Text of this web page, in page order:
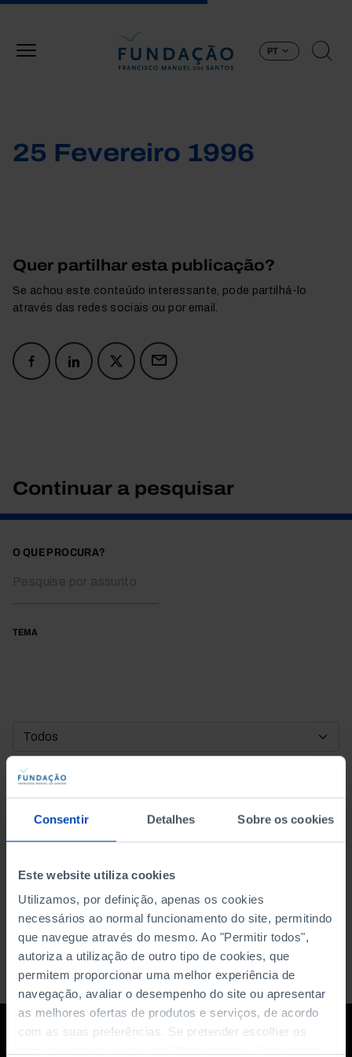
Consentir Detalhes Sobre os cookies
Este website utiliza cookies
Utilizamos, por definição, apenas os cookies
necessários ao normal funcionamento do site, permitindo
que navegue através do mesmo. Ao "Permitir todos",
autoriza a utilização de outro tipo de cookies, que
permitem proporcionar uma melhor experiência de
navegação, avaliar o desempenho do site ou apresentar
as melhores ofertas de produtos e serviços, de acordo
com as suas preferências. Se pretender escolher os
PT
25 Fevereiro 1996
Quer partilhar esta publicação?
Se achou este conteúdo interessante, pode partilhá-lo
através das redes sociais ou por email.
Continuar a pesquisar
O QUE PROCURA?
TEMA
DATA DE INÍCIO
DATA DE FIM